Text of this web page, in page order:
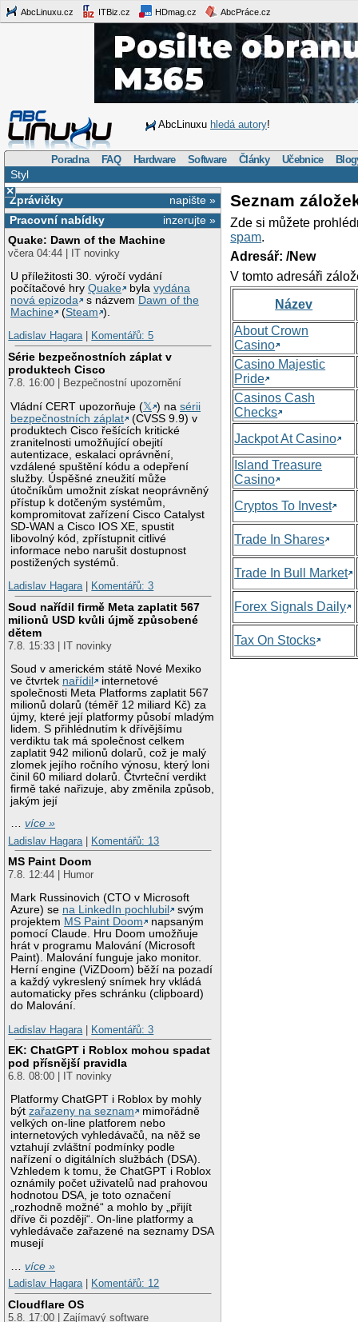
AbcLinuxu.cz ITBiz.cz HDmag.cz AbcPráce.cz
AbcLinuxu hledá autory!
Poradna FAQ Hardware Software Články Učebnice
Styl
×
napište »
Zprávičky
inzerujte »
Pracovní nabídky
Quake: Dawn of the Machine
včera 04:44 | IT novinky
U příležitosti 30. výročí vydání
počítačové hryQuake bylavydána
nová epizoda
s názvem Dawn of the
Machine
(Steam ).
Ladislav Hagara| Komentářů: 5
Série bezpečnostních záplat v
produktech Cisco
7.8. 16:00 | Bezpečnostní upozornění
Vládní CERT upozorňuje (𝕏 ) nasérii
bezpečnostních záplat
(CVSS 9.9) v
produktech Cisco řešících kritické
zranitelnosti umožňující obejití
autentizace, eskalaci oprávnění,
vzdálené spuštění kódu a odepření
služby. Úspěšné zneužití může
útočníkům umožnit získat neoprávněný
přístup k dotčeným systémům,
kompromitovat zařízení Cisco Catalyst
SD-WAN a Cisco IOS XE, spustit
libovolný kód, zpřístupnit citlivé
informace nebo narušit dostupnost
postižených systémů.
Ladislav Hagara| Komentářů: 3
Soud nařídil firmě Meta zaplatit 567
milionů USD kvůli újmě způsobené
dětem
7.8. 15:33 | IT novinky
Soud v americkém státě Nové Mexiko
ve čtvrtek nařídil
internetové
společnosti Meta Platforms zaplatit 567
milionů dolarů (téměř 12 miliard Kč) za
újmy, které její platformy působí mladým
lidem. S přihlédnutím k dřívějšímu
verdiktu tak má společnost celkem
zaplatit 942 milionů dolarů, což je malý
zlomek jejího ročního výnosu, který loni
činil 60 miliard dolarů. Čtvrteční verdikt
firmě také nařizuje, aby změnila způsob,
jakým její
…více »
Ladislav Hagara
Komentářů: 13
MS Paint Doom
7.8. 12:44 | Humor
Mark Russinovich (CTO v Microsoft
Azure) se na LinkedIn pochlubil
svým
projektem MS Paint Doom
napsaným
pomocí Claude. Hru Doom umožňuje
hrát v programu Malování (Microsoft
Paint). Malování funguje jako monitor.
Herní engine (ViZDoom) běží na pozadí
a každý vykreslený snímek hry vkládá
automaticky přes schránku (clipboard)
do Malování.
Ladislav Hagara
Komentářů: 3
EK: ChatGPT i Roblox mohou spadat
pod přísnější pravidla
6.8. 08:00 | IT novinky
Platformy ChatGPT i Roblox by mohly
býtzařazeny na seznam
mimořádně
velkých on-line platforem nebo
internetových vyhledávačů, na něž se
vztahují zvláštní podmínky podle
nařízení o digitálních službách (DSA).
Vzhledem k tomu, že ChatGPT i Roblox
oznámily počet uživatelů nad prahovou
hodnotou DSA, je toto označení
„rozhodně možné“ a mohlo by „přijít
dříve či později“. On-line platformy a
vyhledávače zařazené na seznamy DSA
musejí
…více »
Ladislav Hagara| Komentářů: 12
Cloudflare OS
5.8. 17:00 | Zajímavý software
Seznam
Zde si můžete
spam.
Adresář: /New
V tomto adresáři
Název
About Crown
Casino
Casino Majestic
Pride
Casinos Cash
Checks
Jackpot At Casino
Island Treasure
Casino
Cryptos To Invest
Trade In Shares
Trade In Bull Market
Forex Signals Daily
Tax On Stocks